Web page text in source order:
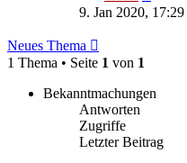
Beitrag
9. Jan 2020, 17:29
Neues Thema
1 Thema • Seite 1 von 1
Bekanntmachungen
Antworten
Zugriffe
Letzter Beitrag